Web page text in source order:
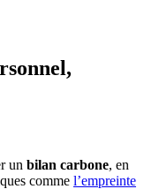
un bilan carbone, en
comme l’empreinte